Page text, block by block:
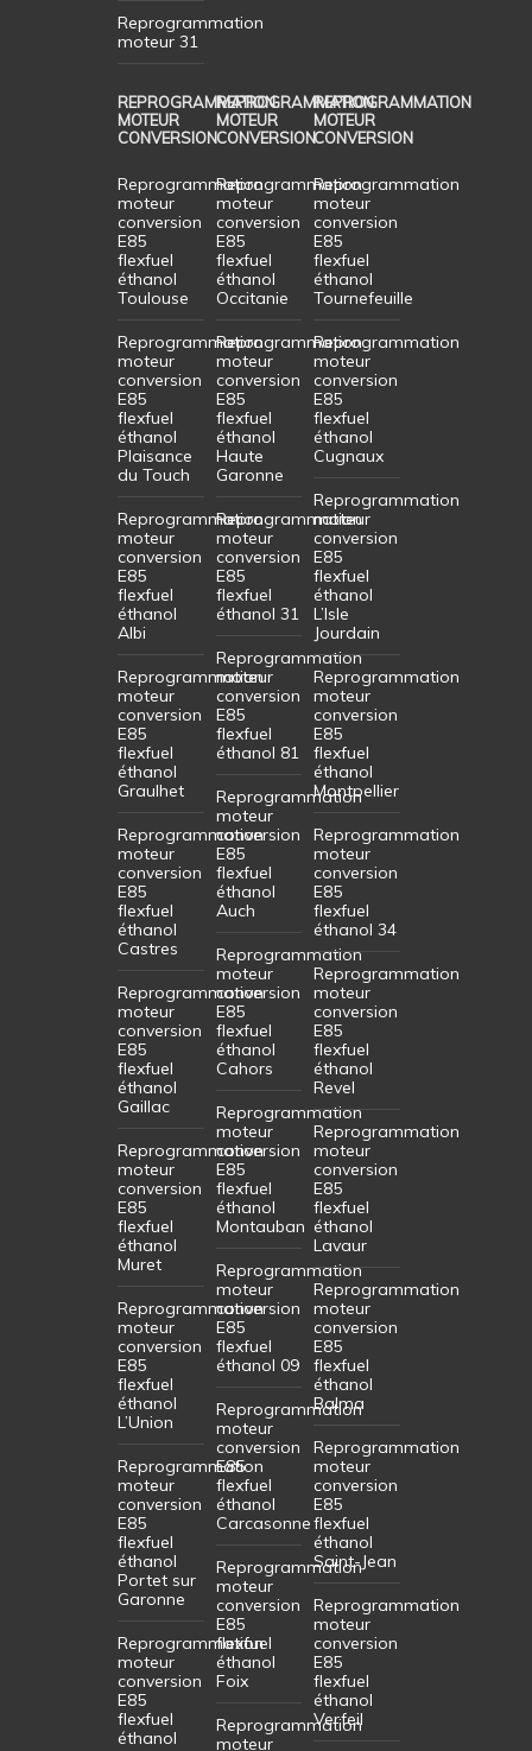
Reprogrammation
moteur 31
REPROGRAMMATION
MOTEUR
CONVERSION
Reprogrammation
moteur
conversion
E85
flexfuel
éthanol
Toulouse
Reprogrammation
moteur
conversion
E85
flexfuel
éthanol
Plaisance
du Touch
Reprogrammation
moteur
conversion
E85
flexfuel
éthanol
Albi
Reprogrammation
moteur
conversion
E85
flexfuel
éthanol
Graulhet
Reprogrammation
moteur
conversion
E85
flexfuel
éthanol
Castres
Reprogrammation
moteur
conversion
E85
flexfuel
éthanol
Gaillac
Reprogrammation
moteur
conversion
E85
flexfuel
éthanol
Muret
Reprogrammation
moteur
conversion
E85
flexfuel
éthanol
L’Union
Reprogrammation
moteur
conversion
E85
flexfuel
éthanol
Portet sur
Garonne
Reprogrammation
moteur
conversion
E85
flexfuel
éthanol
REPROGRAMMATION
MOTEUR
CONVERSION
Reprogrammation
moteur
conversion
E85
flexfuel
éthanol
Occitanie
Reprogrammation
moteur
conversion
E85
flexfuel
éthanol
Haute
Garonne
Reprogrammation
moteur
conversion
E85
flexfuel
éthanol 31
Reprogrammation
moteur
conversion
E85
flexfuel
éthanol 81
Reprogrammation
moteur
conversion
E85
flexfuel
éthanol
Auch
Reprogrammation
moteur
conversion
E85
flexfuel
éthanol
Cahors
Reprogrammation
moteur
conversion
E85
flexfuel
éthanol
Montauban
Reprogrammation
moteur
conversion
E85
flexfuel
éthanol 09
Reprogrammation
moteur
conversion
E85
flexfuel
éthanol
Carcasonne
Reprogrammation
moteur
conversion
E85
flexfuel
éthanol
Foix
Reprogrammation
moteur
REPROGRAMMATION
MOTEUR
CONVERSION
Reprogrammation
moteur
conversion
E85
flexfuel
éthanol
Tournefeuille
Reprogrammation
moteur
conversion
E85
flexfuel
éthanol
Cugnaux
Reprogrammation
moteur
conversion
E85
flexfuel
éthanol
L’Isle
Jourdain
Reprogrammation
moteur
conversion
E85
flexfuel
éthanol
Montpellier
Reprogrammation
moteur
conversion
E85
flexfuel
éthanol 34
Reprogrammation
moteur
conversion
E85
flexfuel
éthanol
Revel
Reprogrammation
moteur
conversion
E85
flexfuel
éthanol
Lavaur
Reprogrammation
moteur
conversion
E85
flexfuel
éthanol
Balma
Reprogrammation
moteur
conversion
E85
flexfuel
éthanol
Saint-Jean
Reprogrammation
moteur
conversion
E85
flexfuel
éthanol
Verfeil